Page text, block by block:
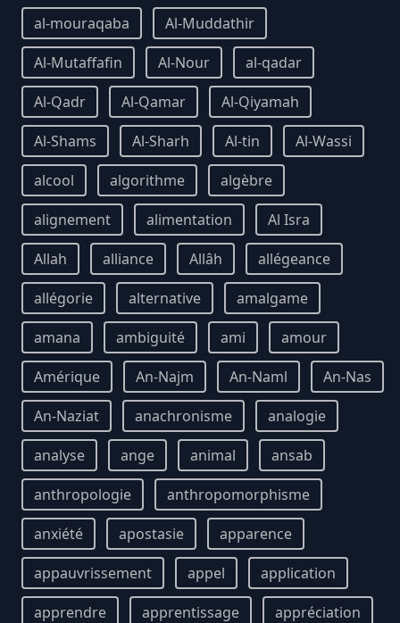
al-mouraqaba
Al-Muddathir
Al-Mutaffafin
Al-Nour
al-qadar
Al-Qadr
Al-Qamar
Al-Qiyamah
Al-Shams
Al-Sharh Al-tin
Al-Wassi
alcool
algorithme
algèbre
alignement
alimentation
Al Isra
Allah
alliance Allâh
allégeance
allégorie
alternative
amalgame
amana
ambiguité ami
amour
Amérique
An-Najm An-Naml
An-Nas
An-Naziat
anachronisme
analogie
analyse
ange animal
ansab
anthropologie
anthropomorphisme
anxiété
apostasie
apparence
appauvrissement
appel
application
apprendre
apprentissage
appréciation